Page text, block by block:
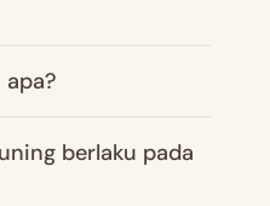
berlaku pada